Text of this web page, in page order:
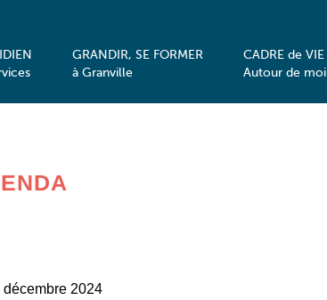
GRANDIR, SE FORMER
à Granville
CADRE de VIE
Autour de moi
décembre 2024